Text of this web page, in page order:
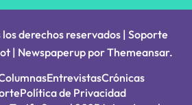
derechos reservados | Soporte
| Newspaperup porThemeansar.
EntrevistasCrónicas
Política de Privacidad